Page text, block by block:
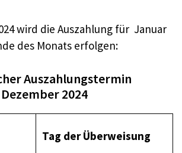
wird die Auszahlung für Januar
des Monats erfolgen:
Auszahlungstermin
2024
Tag der Überweisung